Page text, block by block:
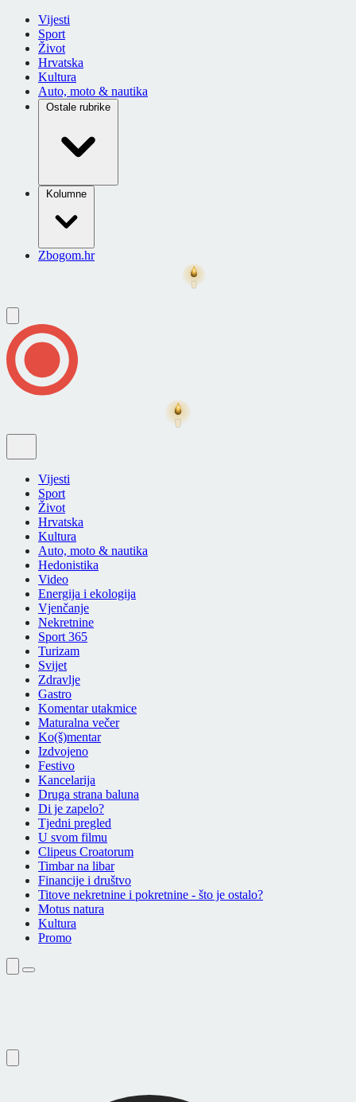
Vijesti
Sport
Život
Hrvatska
Kultura
Auto, moto & nautika
Ostale rubrike
Kolumne
Zbogom.hr
Vijesti
Sport
Život
Hrvatska
Kultura
Auto, moto & nautika
Hedonistika
Video
Energija i ekologija
Vjenčanje
Nekretnine
Sport 365
Turizam
Svijet
Zdravlje
Gastro
Komentar utakmice
Maturalna večer
Ko(š)mentar
Izdvojeno
Festivo
Kancelarija
Druga strana baluna
Di je zapelo?
Tjedni pregled
U svom filmu
Clipeus Croatorum
Timbar na libar
Financije i društvo
Titove nekretnine i pokretnine - što je ostalo?
Motus natura
Kultura
Promo